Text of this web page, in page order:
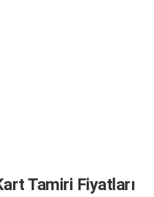
Tamiri Fiyatları